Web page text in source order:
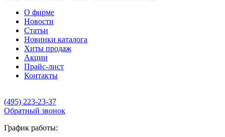
О фирме
Новости
Статьи
Новинки каталога
Хиты продаж
Акции
Прайс-лист
Контакты
(495) 223-23-37
Обратный звонок
График работы: